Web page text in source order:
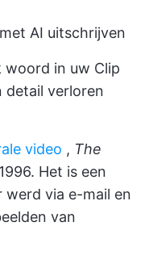
AI uitschrijven
in uw Clip
detail verloren
video , The
Het is een
werd via e-mail en
van